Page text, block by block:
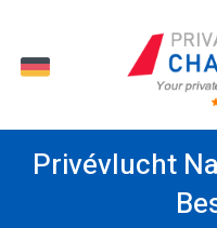
Privévlucht